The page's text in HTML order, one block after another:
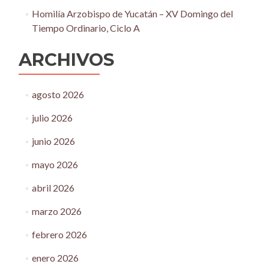
Homilía Arzobispo de Yucatán – XV Domingo del
Tiempo Ordinario, Ciclo A
ARCHIVOS
agosto 2026
julio 2026
junio 2026
mayo 2026
abril 2026
marzo 2026
febrero 2026
enero 2026